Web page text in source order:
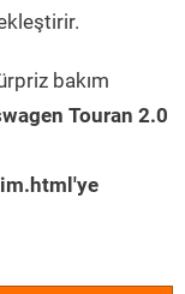
bakım
Touran 2.0